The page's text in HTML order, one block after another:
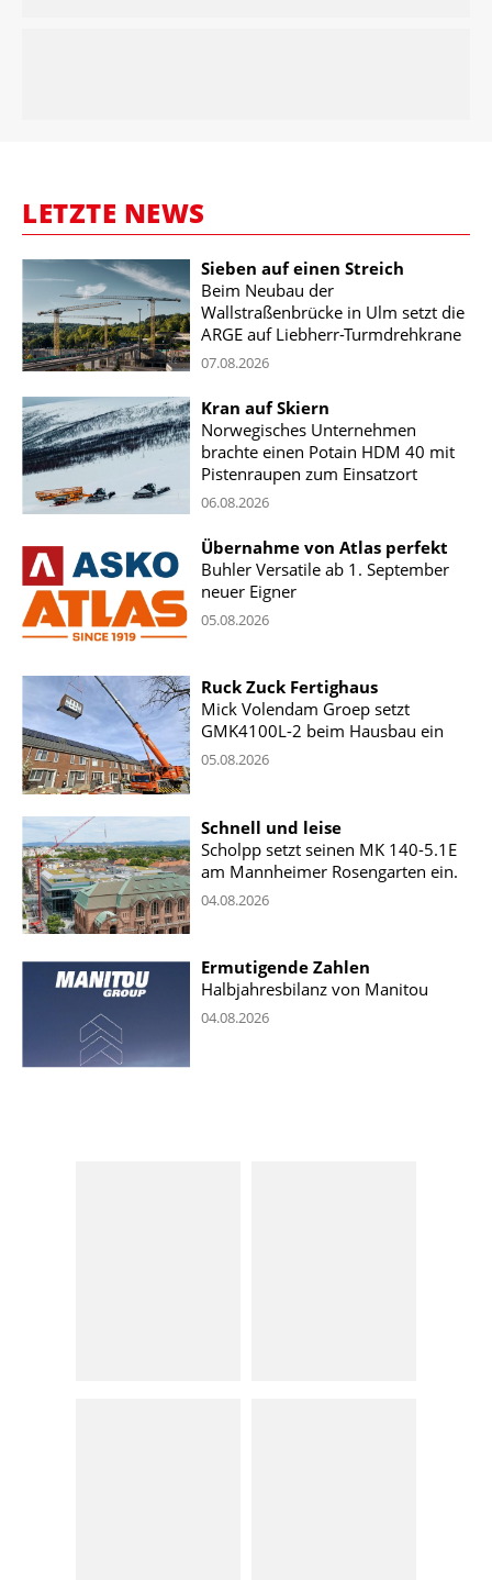
LETZTE NEWS
Sieben auf einen Streich
Beim Neubau der
Wallstraßenbrücke in Ulm setzt die
ARGE auf Liebherr-Turmdrehkrane
07.08.2026
Kran auf Skiern
Norwegisches Unternehmen
brachte einen Potain HDM 40 mit
Pistenraupen zum Einsatzort
06.08.2026
Übernahme von Atlas perfekt
Buhler Versatile ab 1. September
neuer Eigner
05.08.2026
Ruck Zuck Fertighaus
Mick Volendam Groep setzt
GMK4100L-2 beim Hausbau ein
05.08.2026
Schnell und leise
Scholpp setzt seinen MK 140-5.1E
am Mannheimer Rosengarten ein.
04.08.2026
Ermutigende Zahlen
Halbjahresbilanz von Manitou
04.08.2026